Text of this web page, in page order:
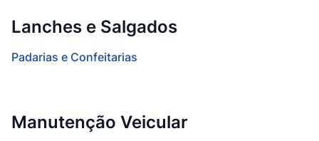
Lanches e Salgados
Padarias e Confeitarias
Manutenção Veicular